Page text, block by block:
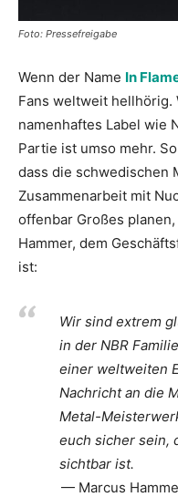
Foto: Pressefreigabe
Wenn der Name In
Fans weltweit hellhörig.
namenhaftes Label wie
Partie ist umso mehr.
dass die schwedischen
Zusammenarbeit mit
offenbar Großes
Hammer, dem
ist:
Wir sind extrem
in der NBR
einer weltweiten
Nachricht an die
Metal-
euch sicher sein,
sichtbar ist.
Marcus